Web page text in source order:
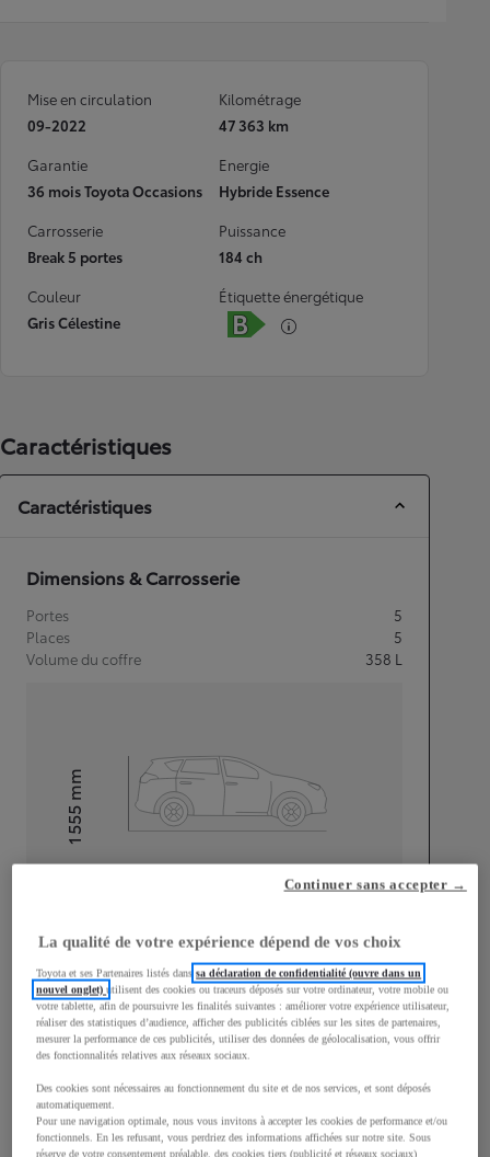
Mise en circulation
09-2022
Kilométrage
47 363 km
Garantie
36 mois Toyota Occasions
Energie
Hybride Essence
Carrosserie
Break 5 portes
Puissance
184 ch
Couleur
Gris Célestine
Étiquette énergétique
Caractéristiques
Caractéristiques
Dimensions & Carrosserie
Portes
5
Places
5
Volume du coffre
358 L
Hauteur1 555
mm
Largeur
1 795mm
Consommation mixte
La qualité de votre expérience dépend de vos choix
Toyota et ses Partenaires listés danssa déclaration de confidentialité (ouvre dans un
nouvel onglet)utilisent des cookies ou traceurs déposés sur votre ordinateur, votre mobile ou
votre tablette, afin de poursuivre les finalités suivantes : améliorer votre expérience utilisateur,
réaliser des statistiques d’audience, afficher des publicités ciblées sur les sites de partenaires,
mesurer la performance de ces publicités, utiliser des données de géolocalisation, vous offrir
des fonctionnalités relatives aux réseaux sociaux.
Des cookies sont nécessaires au fonctionnement du site et de nos services, et sont déposés
automatiquement.
Pour une navigation optimale, nous vous invitons à accepter les cookies de performance et/ou
fonctionnels. En les refusant, vous perdriez des informations affichées sur notre site. Sous
réserve de votre consentement préalable, des cookies tiers (publicité et réseaux sociaux)
Continuer sans accepter →